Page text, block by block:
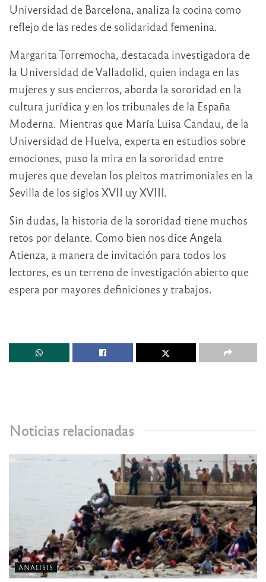
Universidad de Barcelona, analiza la cocina como
reflejo de las redes de solidaridad femenina.
Margarita Torremocha, destacada investigadora de
la Universidad de Valladolid, quien indaga en las
mujeres y sus encierros, aborda la sororidad en la
cultura jurídica y en los tribunales de la España
Moderna. Mientras que María Luisa Candau, de la
Universidad de Huelva, experta en estudios sobre
emociones, puso la mira en la sororidad entre
mujeres que develan los pleitos matrimoniales en la
Sevilla de los siglos XVII uy XVIII.
Sin dudas, la historia de la sororidad tiene muchos
retos por delante. Como bien nos dice Angela
Atienza, a manera de invitación para todos los
lectores, es un terreno de investigación abierto que
espera por mayores definiciones y trabajos.
Noticias relacionadas
ANÁLISIS